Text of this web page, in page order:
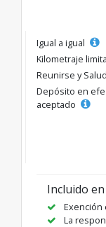
Igual a igual
Kilometraje
Reunirse y
Depósito en
aceptado
Incluido
Exención
La